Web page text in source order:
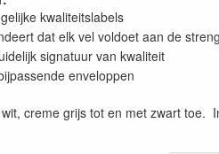
kwaliteitslabels
dat elk vel voldoet aan de
signatuur van kwaliteit
enveloppen
creme grijs tot en met zwart toe.